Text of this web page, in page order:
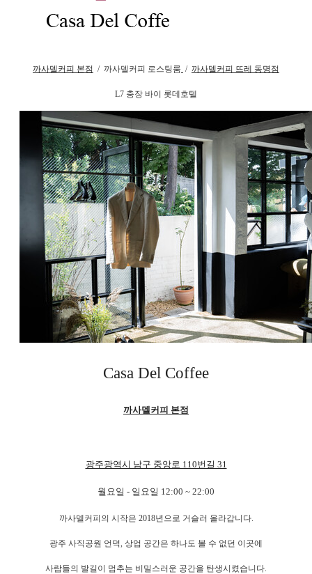
까사델커피 본점 / 까사델커피 로스팅룸 / 까사델커피 뜨레 동명점
L7 충장 바이 롯데호텔
Casa Del Coffee
까사델커피 본점
광주광역시 남구 중앙로 110번길 31
월요일 - 일요일 12:00 ~ 22:00
까사델커피의 시작은 2018년으로 거슬러 올라갑니다.
광주 사직공원 언덕, 상업 공간은 하나도 볼 수 없던 이곳에
사람들의 발길이 멈추는 비밀스러운 공간을 탄생시켰습니다.